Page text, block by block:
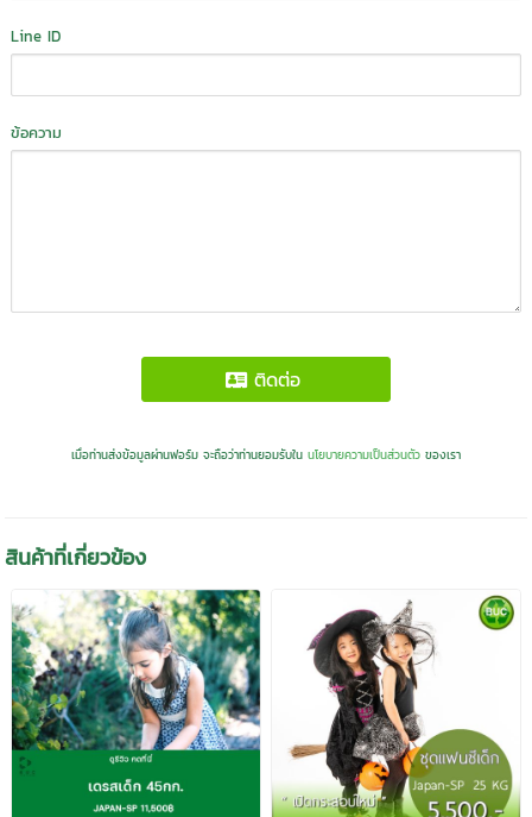
Line ID
ข้อความ
ติดต่อ
เมื่อท่านส่งข้อมูลผ่านฟอร์ม จะถือว่าท่านยอมรับใน นโยบายความเป็นส่วนตัว ของเรา
สินค้าที่เกี่ยวข้อง